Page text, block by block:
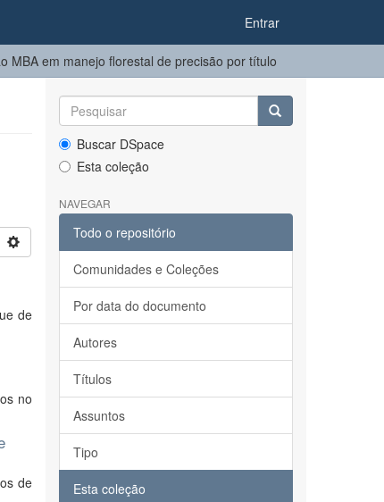
Entrar
MBA em manejo florestal de precisão por título
de
no
de
Buscar DSpace
Esta coleção
NAVEGAR
Todo o repositório
Comunidades e Coleções
Por data do documento
Autores
Títulos
Assuntos
Tipo
Esta coleção